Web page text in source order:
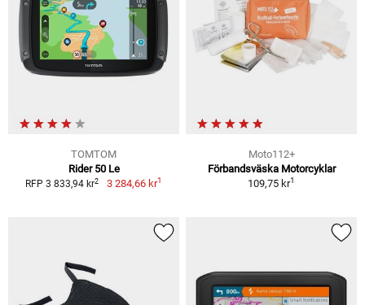
TOMTOM
Rider 50 Le
RFP 3 833,94 kr2 3 284,66 kr1
Moto112+
Förbandsväska Motorcyklar
109,75 kr1